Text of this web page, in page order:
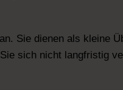
Sie dienen als kleine
sich nicht langfristig